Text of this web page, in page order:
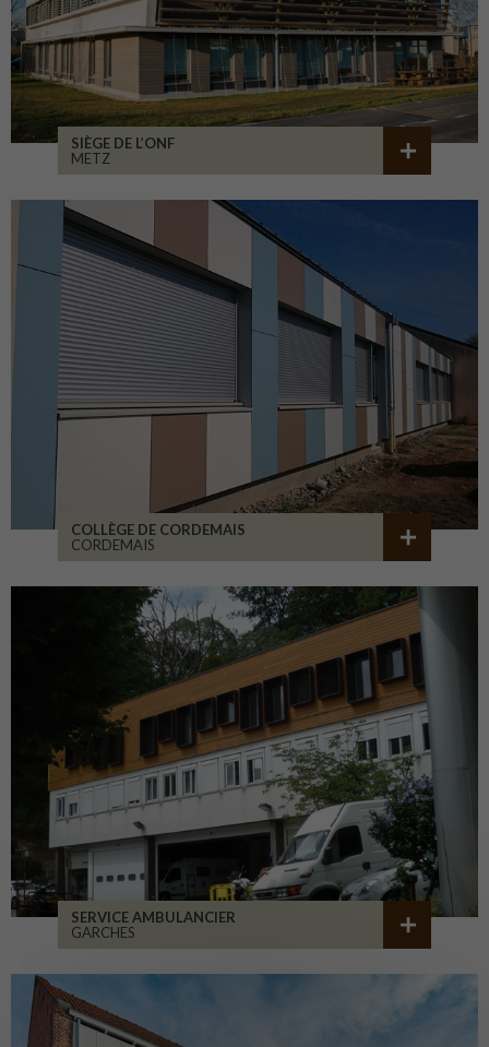
SIÈGE DE L’ONF
METZ
COLLÈGE DE CORDEMAIS
CORDEMAIS
SERVICE AMBULANCIER
GARCHES